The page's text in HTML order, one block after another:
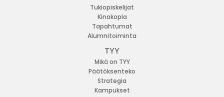
Tukiopiskelijat
Kinokopla
Tapahtumat
Alumnitoiminta
TYY
Mikä on TYY
Päätöksenteko
Strategia
Kampukset